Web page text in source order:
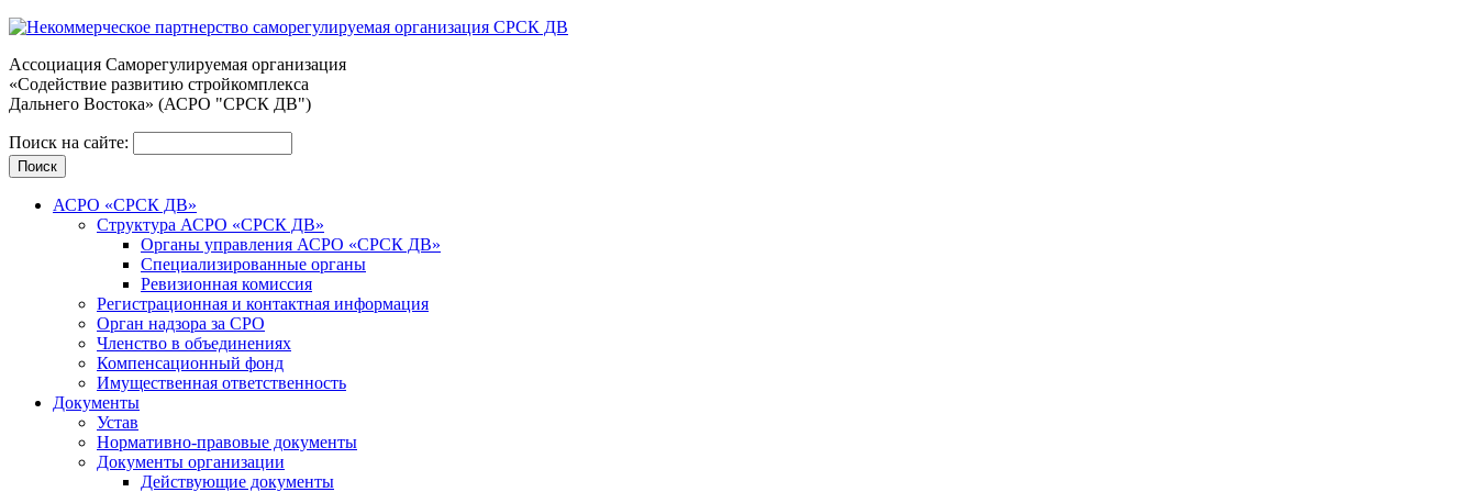
Ассоциация Cаморегулируемая организация
«Содействие развитию стройкомплекса
Дальнего Востока» (АСРО "СРСК ДВ")
Поиск на сайте:
АСРО «СРСК ДВ»
Структура АСРО «СРСК ДВ»
Органы управления АСРО «СРСК ДВ»
Специализированные органы
Ревизионная комиссия
Регистрационная и контактная информация
Орган надзора за СРО
Членство в объединениях
Компенсационный фонд
Имущественная ответственность
Документы
Устав
Нормативно-правовые документы
Документы организации
Действующие документы